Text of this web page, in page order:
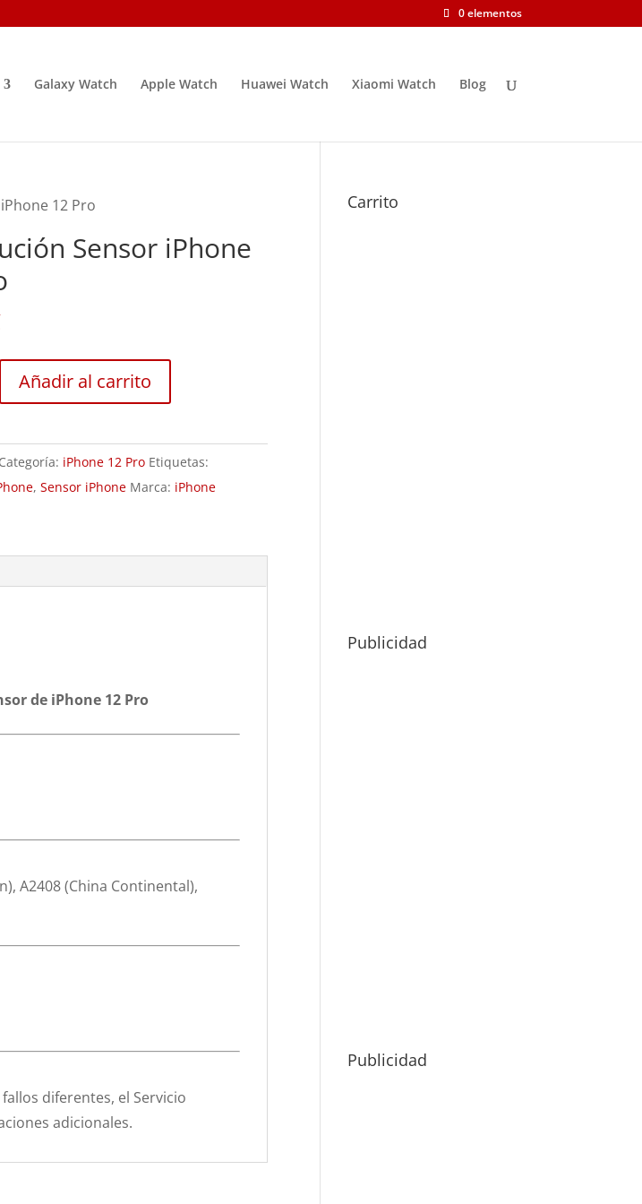
0 elementos
Galaxy Watch Apple Watch Huawei Watch Xiaomi Watch Blog
12 Pro
Sensor iPhone
Añadir al carrito
Categoría: iPhone 12 Pro Etiquetas:
,Sensor iPhone Marca: iPhone
de iPhone 12 Pro
A2408 (China Continental),
diferentes, el Servicio
adicionales.
Carrito
Publicidad
Publicidad